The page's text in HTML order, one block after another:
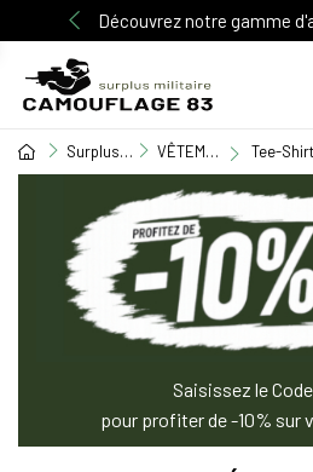
Découvrez notre gamme
Surplus Militaire VÊTEMENT MILITAIRE Tee-
Saisissez le
pour profiter de -10% sur